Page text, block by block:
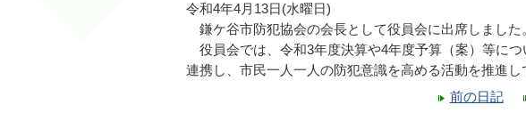
令和4年4月13日(水曜日)
鎌ケ谷市防犯協会の会長として役員会に出席しました
役員会では、令和3年度決算や4年度予算（案）等に
連携し、市民一人一人の防犯意識を高める活動を推進し
前の日記